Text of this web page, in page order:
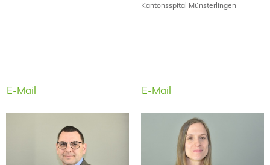
E-Mail
Kantonsspital Münsterlingen
E-Mail
Gustav Andreisek Simona Angehrn